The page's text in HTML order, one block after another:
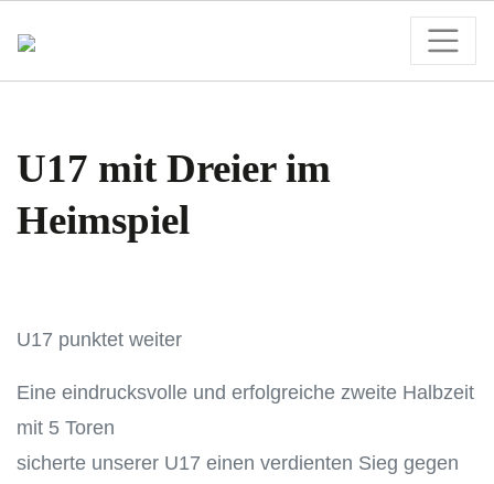
U17 mit Dreier im
Heimspiel
U17 punktet weiter
Eine eindrucksvolle und erfolgreiche zweite Halbzeit
mit 5 Toren
sicherte unserer U17 einen verdienten Sieg gegen